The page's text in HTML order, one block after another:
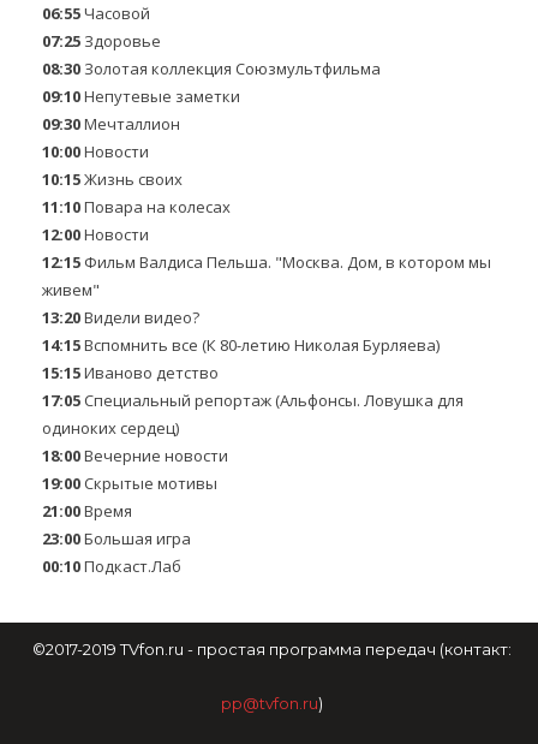
06:55Часовой
07:25 Здоровье
08:30 Золотая коллекция Союзмультфильма
09:10Непутевые заметки
09:30Мечталлион
10:00Новости
10:15Жизнь своих
11:10Повара на колесах
12:00Новости
12:15 Фильм Валдиса Пельша. "Москва. Дом, в котором мы
живем"
13:20Видели видео?
14:15Вспомнить все (К 80-летию Николая Бурляева)
15:15Иваново детство
17:05Специальный репортаж (Альфонсы. Ловушка для
одиноких сердец)
18:00Вечерние новости
19:00Скрытые мотивы
21:00Время
23:00Большая игра
00:10Подкаст.Лаб
©2017-2019 TVfon.ru - простая программа передач (контакт:
pp@tvfon.ru)